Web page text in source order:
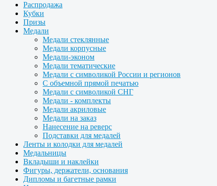
Распродажа
Кубки
Призы
Медали
Медали стеклянные
Медали корпусные
Медали-эконом
Медали тематические
Медали с символикой России и регионов
С объемной прямой печатью
Медали с символикой СНГ
Медали - комплекты
Медали акриловые
Медали на заказ
Нанесение на реверс
Подставки для медалей
Ленты и колодки для медалей
Медальницы
Вкладыши и наклейки
Фигуры, держатели, основания
Дипломы и багетные рамки